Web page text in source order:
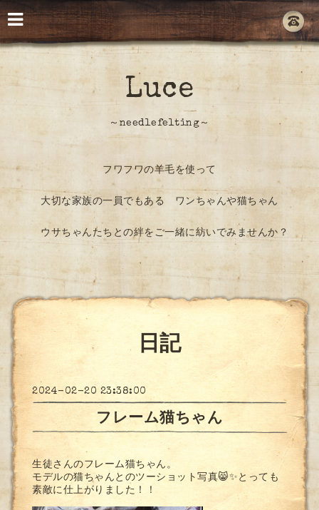
Luce
～needlefelting～
フワフワの羊毛を使って
大切な家族の一員でもある ワンちゃんや猫ちゃん
ウサちゃんたちとの絆をご一緒に紡いでみませんか？
日記
2024-02-20 23:38:00
フレーム猫ちゃん
生徒さんのフレーム猫ちゃん。
モデルの猫ちゃんとのツーショット写真😸✨とっても
素敵に仕上がりました！！